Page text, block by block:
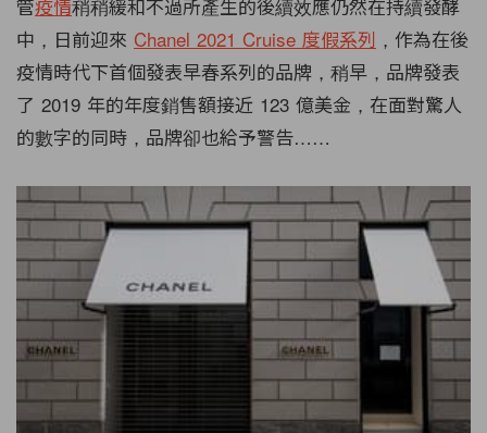
管疫情稍稍緩和不過所產生的後續效應仍然在持續發酵
中，日前迎來 Chanel 2021 Cruise 度假系列 ，作為在後
疫情時代下首個發表早春系列的品牌，稍早，品牌發表
了 2019 年的年度銷售額接近 123 億美金，在面對驚人
的數字的同時，品牌卻也給予警告……